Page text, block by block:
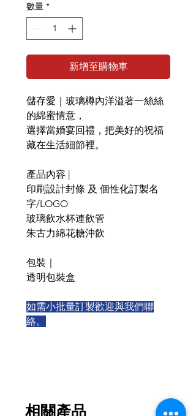
數量 *
新增至購物車
儲存愛｜玻璃樽內洋溢著一絲絲
的綿蜜情意，
選擇當婚宴回禮，把美好的祝福
藏在生活細節裡。
產品內容 |
印刷設計封條 及 個性化訂製名
字/LOGO
玻璃飲水杯連飲管
朱古力綿花糖沖飲
包裝｜
透明包裝盒
如需小批量訂製歡迎與我們聯
絡。
相關產品